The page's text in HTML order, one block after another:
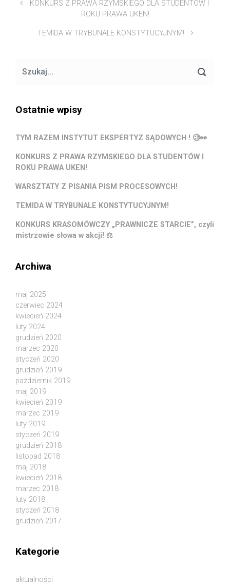
KONKURS Z PRAWA RZYMSKIEGO DLA STUDENTÓW I
ROKU PRAWA UKEN!
TEMIDA W TRYBUNALE KONSTYTUCYJNYM!
Ostatnie wpisy
TYM RAZEM INSTYTUT EKSPERTYZ SĄDOWYCH ! 🧐👀
KONKURS Z PRAWA RZYMSKIEGO DLA STUDENTÓW I
ROKU PRAWA UKEN!
WARSZTATY Z PISANIA PISM PROCESOWYCH!
TEMIDA W TRYBUNALE KONSTYTUCYJNYM!
KONKURS KRASOMÓWCZY „PRAWNICZE STARCIE”, czyli
mistrzowie słowa w akcji! ⚖️
Archiwa
maj 2025
czerwiec 2024
kwiecień 2024
luty 2024
grudzień 2020
marzec 2020
styczeń 2020
grudzień 2019
październik 2019
maj 2019
kwiecień 2019
marzec 2019
luty 2019
styczeń 2019
grudzień 2018
listopad 2018
maj 2018
kwiecień 2018
marzec 2018
luty 2018
styczeń 2018
grudzień 2017
Kategorie
aktualności